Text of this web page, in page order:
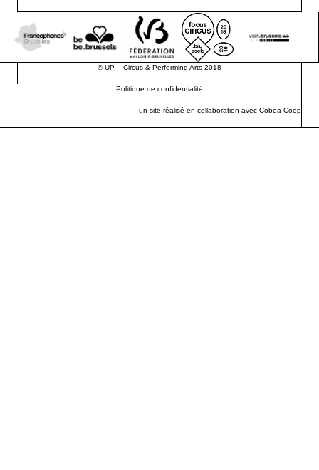
©UP – Circus & Performing Arts 2018
Politique de confidentialité
un site réalisé en collaboration avec Cobea Coop